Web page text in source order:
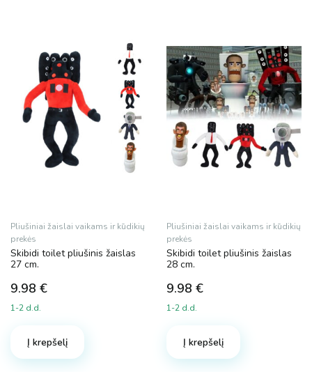
Pliušiniai žaislai vaikams ir kūdikių
prekės
Skibidi toilet pliušinis žaislas
27 cm.
9.98 €
1-2 d.d.
Į krepšelį
Pliušiniai žaislai vaikams ir kūdikių
prekės
Skibidi toilet pliušinis žaislas
28 cm.
9.98 €
1-2 d.d.
Į krepšelį